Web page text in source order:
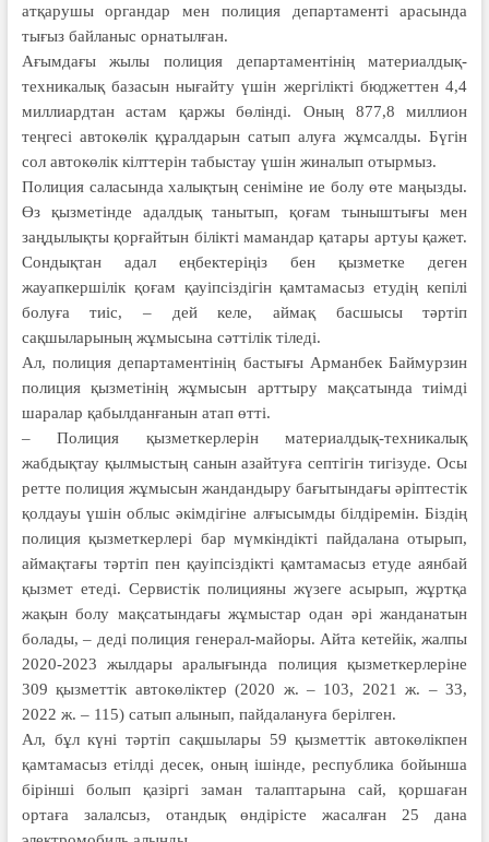
атқарушы органдар мен полиция департаменті арасында
тығыз байланыс орнатылған.
Ағымдағы жылы полиция департаментінің материалдық-
техникалық базасын нығайту үшін жергілікті бюджеттен 4,4
миллиардтан астам қаржы бөлінді. Оның 877,8 миллион
теңгесі автокөлік құралдарын сатып алуға жұмсалды. Бүгін
сол автокөлік кілттерін табыстау үшін жиналып отырмыз.
Полиция саласында халықтың сеніміне ие болу өте маңызды.
Өз қызметінде адалдық танытып, қоғам тыныштығы мен
заңдылықты қорғайтын білікті мамандар қатары артуы қажет.
Сондықтан адал еңбектеріңіз бен қызметке деген
жауапкершілік қоғам қауіпсіздігін қамтамасыз етудің кепілі
болуға тиіс, – дей келе, аймақ басшысы тәртіп
сақшыларының жұмысына сәттілік тіледі.
Ал, полиция департаментінің бастығы Арманбек Баймурзин
полиция қызметiнiң жұмысын арттыру мақсатында тиiмдi
шаралар қабылданғанын атап өтті.
– Полиция қызметкерлерін материалдық-техникалық
жабдықтау қылмыстың санын азайтуға септігін тигізуде. Осы
ретте полиция жұмысын жандандыру бағытындағы әрiптестiк
қолдауы үшін облыс әкімдiгiне алғысымды бiлдiремiн. Бiздiң
полиция қызметкерлері бар мүмкіндіктi пайдалана отырып,
аймақтағы тәртіп пен қауіпсіздіктi қамтамасыз етуде аянбай
қызмет етеді. Сервистік полицияны жүзеге асырып, жұртқа
жақын болу мақсатындағы жұмыстар одан әрі жанданатын
болады, – деді полиция генерал-майоры. Айта кетейік, жалпы
2020-2023 жылдары аралығында полиция қызметкерлеріне
309 қызметтік автокөліктер (2020 ж. – 103, 2021 ж. – 33,
2022 ж. – 115) сатып алынып, пайдалануға берілген.
Ал, бұл күні тәртіп сақшылары 59 қызметтік автокөлікпен
қамтамасыз етілді десек, оның ішінде, республика бойынша
бірінші болып қазіргі заман талаптарына сай, қоршаған
ортаға залалсыз, отандық өндiрiсте жасалған 25 дана